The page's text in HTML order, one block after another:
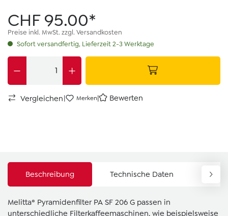
CHF 95.00*
Preise inkl. MwSt. zzgl. Versandkosten
Sofort versandfertig, Lieferzeit 2-3 Werktage
Vergleichen| Merken| Bewerten
Beschreibung Technische Daten
Melitta® Pyramidenfilter PA SF 206 G passen in
unterschiedliche Filterkaffeemaschinen, wie beispielsweise